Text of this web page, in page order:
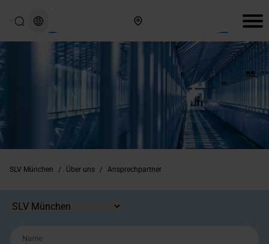
SLV München / Über uns / Ansprechpartner
Standort